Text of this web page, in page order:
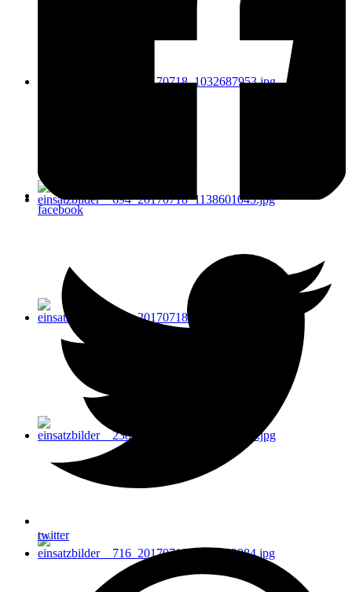
facebook
twitter